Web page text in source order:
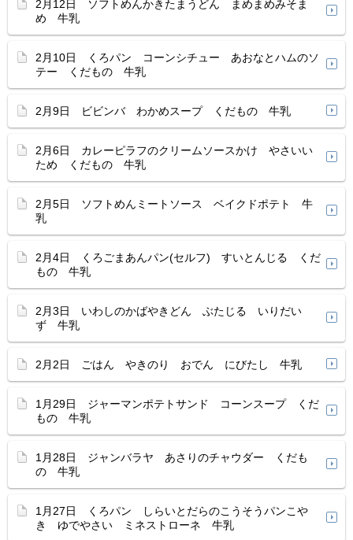
2月12日 ソフトめんかきたまうどん まめまめみそま
め 牛乳
2月10日 くろパン コーンシチュー あおなとハムのソ
テー くだもの 牛乳
2月9日 ビビンバ わかめスープ くだもの 牛乳
2月6日 カレーピラフのクリームソースかけ やさいい
ため くだもの 牛乳
2月5日 ソフトめんミートソース ベイクドポテト 牛
乳
2月4日 くろごまあんパン(セルフ) すいとんじる くだ
もの 牛乳
2月3日 いわしのかばやきどん ぶたじる いりだい
ず 牛乳
2月2日 ごはん やきのり おでん にびたし 牛乳
1月29日 ジャーマンポテトサンド コーンスープ くだ
もの 牛乳
1月28日 ジャンバラヤ あさりのチャウダー くだも
の 牛乳
1月27日 くろパン しらいとだらのこうそうパンこや
き ゆでやさい ミネストローネ 牛乳